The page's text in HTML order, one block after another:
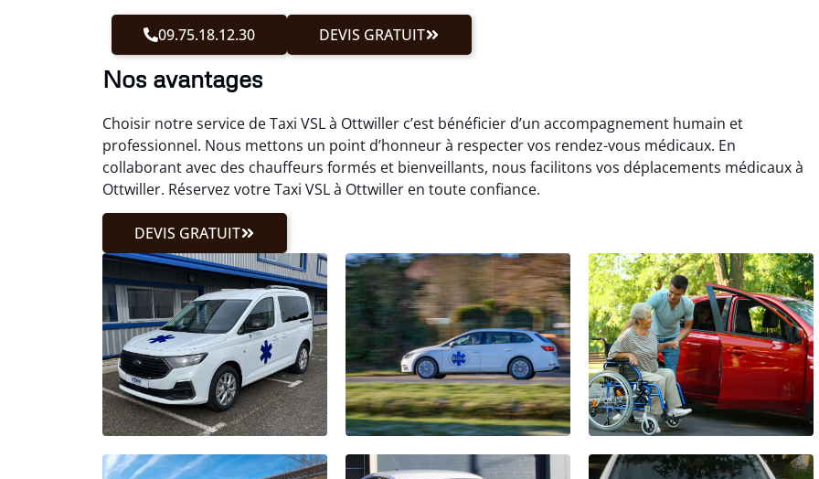
09.75.18.12.30 DEVIS GRATUIT
Nos avantages
Choisir notre service de Taxi VSL à Ottwiller c’est bénéficier d’un accompagnement humain et
professionnel. Nous mettons un point d’honneur à respecter vos rendez-vous médicaux. En
collaborant avec des chauffeurs formés et bienveillants, nous facilitons vos déplacements médicaux à
Ottwiller. Réservez votre Taxi VSL à Ottwiller en toute confiance.
DEVIS GRATUIT